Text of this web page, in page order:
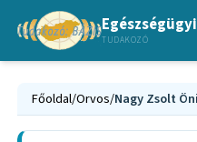
Egészségügyi
TUDAKOZÓ
Főoldal/Orvos/